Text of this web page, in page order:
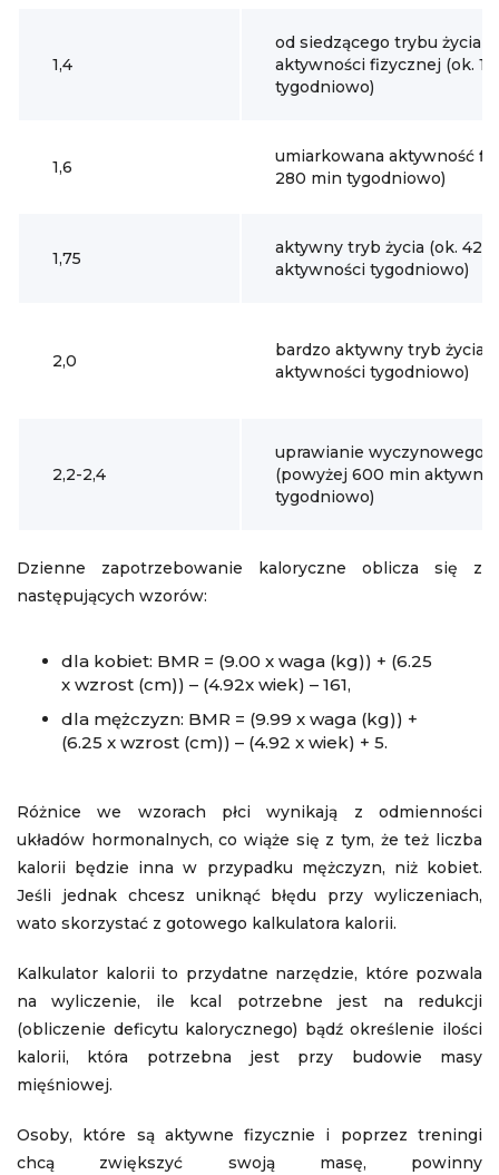
1,4
od siedzącego trybu życia
aktywności fizycznej (ok.
tygodniowo)
1,6
umiarkowana aktywność
280 min tygodniowo)
1,75
aktywny tryb życia (ok. 420
aktywności tygodniowo)
2,0
bardzo aktywny tryb życia
aktywności tygodniowo)
2,2-2,4
uprawianie wyczynowego
(powyżej 600 min
tygodniowo)
Dzienne zapotrzebowanie kaloryczne oblicza się z
następujących wzorów:
dla kobiet: BMR = (9.00 x waga (kg)) + (6.25
x wzrost (cm)) – (4.92x wiek) – 161,
dla mężczyzn: BMR = (9.99 x waga (kg)) +
(6.25 x wzrost (cm)) – (4.92 x wiek) + 5.
Różnice we wzorach płci wynikają z odmienności
układów hormonalnych, co wiąże się z tym, że też liczba
kalorii będzie inna w przypadku mężczyzn, niż kobiet.
Jeśli jednak chcesz uniknąć błędu przy wyliczeniach,
wato skorzystać z gotowego kalkulatora kalorii.
Kalkulator kalorii to przydatne narzędzie, które pozwala
na wyliczenie, ile kcal potrzebne jest na redukcji
(obliczenie deficytu kalorycznego) bądź określenie ilości
kalorii, która potrzebna jest przy budowie masy
mięśniowej.
Osoby, które są aktywne fizycznie i poprzez treningi
chcą zwiększyć swoją masę, powinny